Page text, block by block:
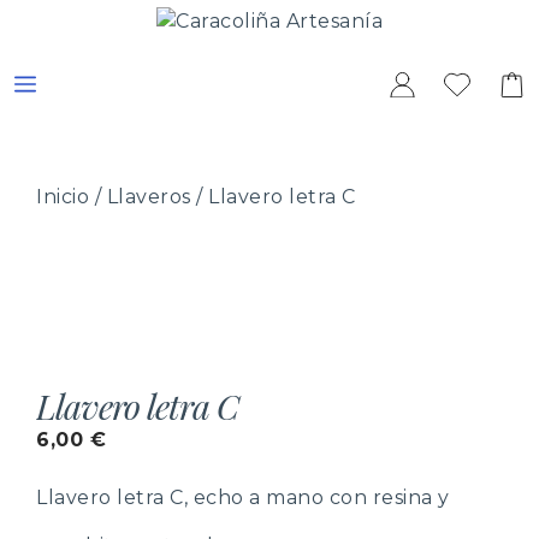
contenido
MENÚ
Inicio / Llaveros / Llavero letra C
Llavero letra C
6,00 €
Llavero letra C, echo a mano con resina y